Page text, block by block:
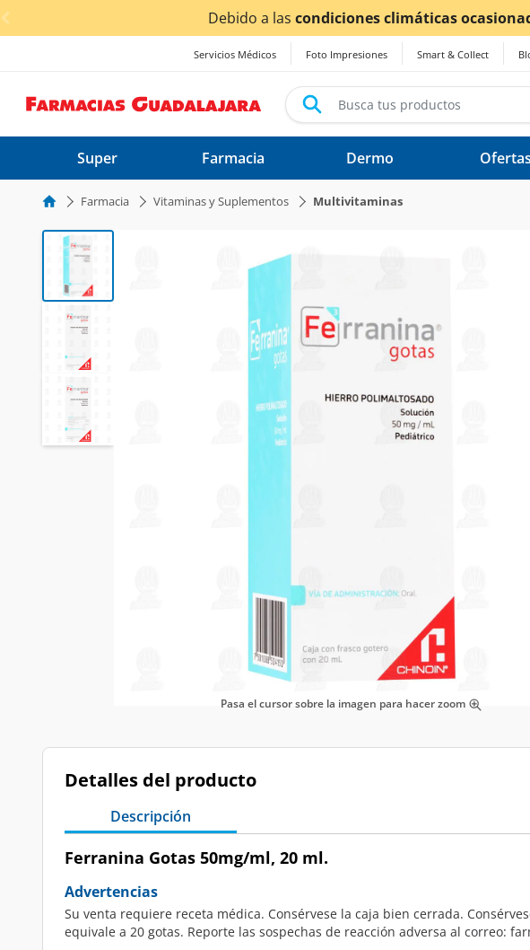
< div class="carousel-inner">
climáticas ocasionadas por las lluvias,los tiempos de entrega
Servicios Médicos Foto Impresiones Smart & Collect
Super Farmacia Dermo Ofertas
Farmacia Vitaminas y Suplementos Multivitaminas
Pasa el cursor sobre la imagen para hacer zoom
Detalles del producto
Descripción
Ferranina Gotas 50mg/ml, 20 ml.
Advertencias
Su venta requiere receta médica. Consérvese la caja bien cerrada.
equivale a 20 gotas. Reporte las sospechas de reacción adversa al correo: